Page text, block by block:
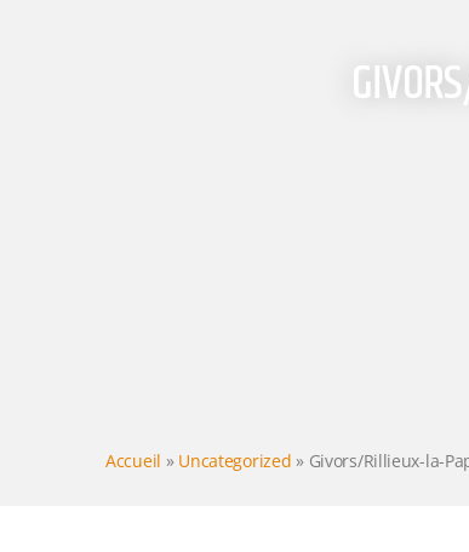
Accueil » Uncategorized » Givors/Rillieux-la-